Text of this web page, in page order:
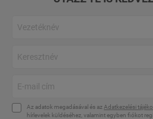
Az adatok megadásával és az Adatkezelési
hírlevelek küldéséhez, valamint egyben fiókot